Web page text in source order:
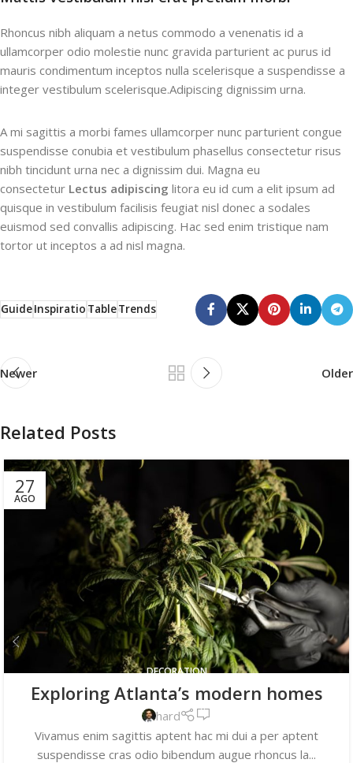
Rhoncus nibh aliquam a netus commodo a venenatis id a
ullamcorper odio molestie nunc gravida parturient ac purus id
mauris condimentum inceptos nulla scelerisque a suspendisse a
integer vestibulum scelerisque.Adipiscing dignissim urna.
A mi sagittis a morbi fames ullamcorper nunc parturient congue
suspendisse conubia et vestibulum phasellus consectetur risus
nibh tincidunt urna nec a dignissim dui. Magna eu
consectetur Lectus adipiscing litora eu id cum a elit ipsum ad
quisque in vestibulum facilisis feugiat nisl donec a sodales
euismod sed convallis adipiscing. Hac sed enim tristique nam
tortor ut inceptos a ad nisl magna.
GuideInspiratioTableTrends
Newer Older
Related Posts
27
AGO
DECORATION
Exploring Atlanta’s modern homes
hard 0
Vivamus enim sagittis aptent hac mi dui a per aptent
suspendisse cras odio bibendum augue rhoncus la...